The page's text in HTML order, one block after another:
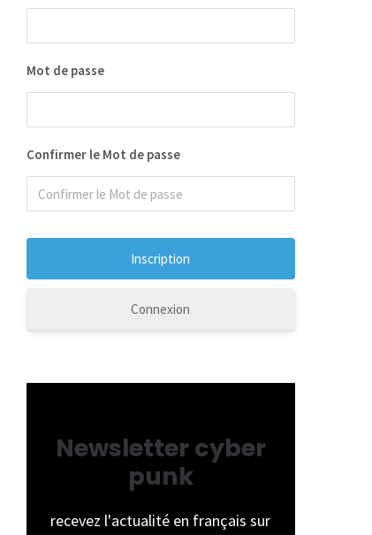
Mot de passe
Confirmer le Mot de passe
Connexion
Newsletter cyber
punk
recevez l'actualité en français sur